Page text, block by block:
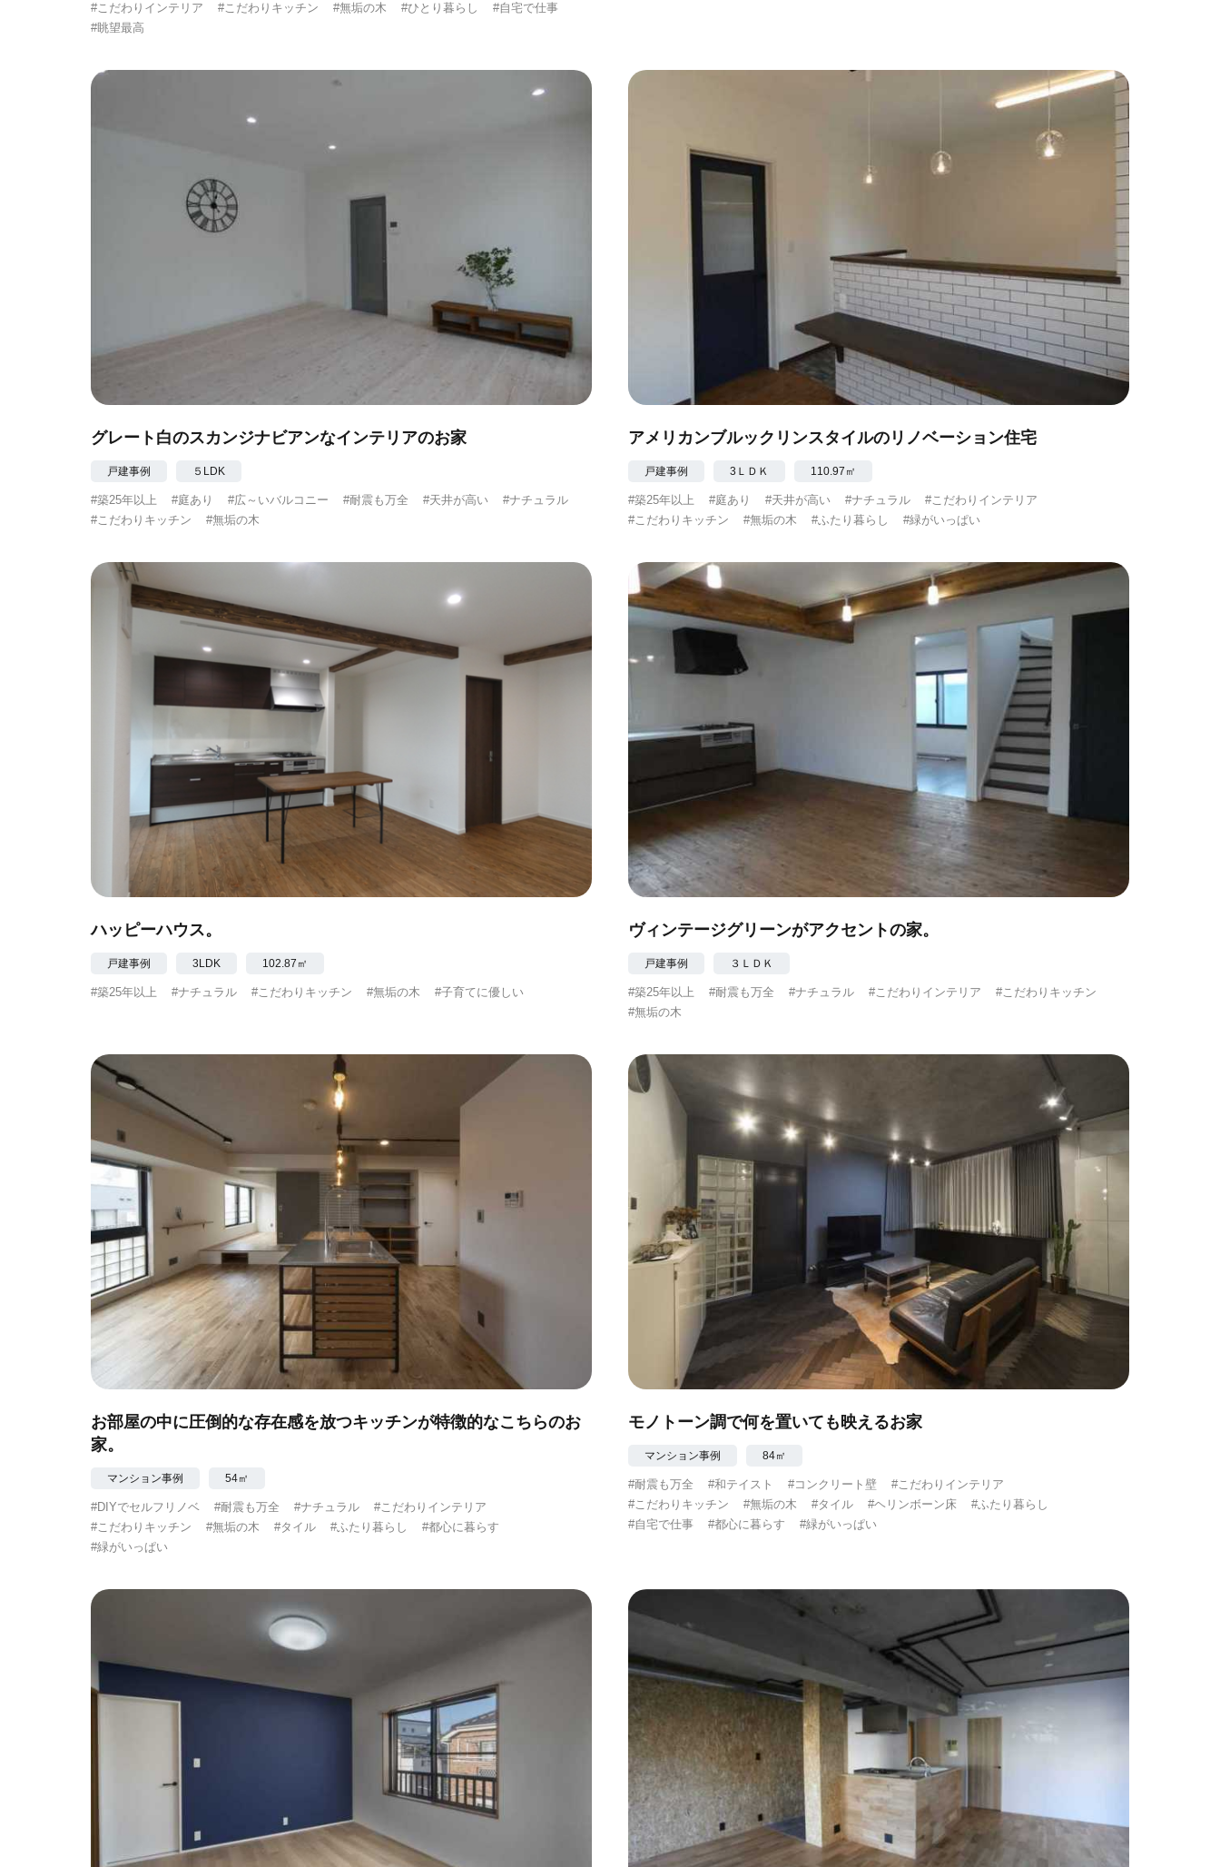
#こだわりインテリア
#こだわりキッチン #無垢の木 #ひとり暮らし
#自宅で仕事
#眺望最高
グレート白のスカンジナビアンなインテリアのお家
戸建事例 ５LDK
#築25年以上 #庭あり #広～いバルコニー #耐震も万全 #天井が高い
#ナチュラル
#こだわりキッチン
#無垢の木
アメリカンブルックリンスタイルのリノベーション住宅
戸建事例 3ＬＤＫ 110.97㎡
#築25年以上 #庭あり #天井が高い #ナチュラル
#こだわりインテリア
#こだわりキッチン
#無垢の木 #ふたり暮らし #緑がいっぱい
ハッピーハウス。
戸建事例 3LDK 102.87㎡
#築25年以上 #ナチュラル #こだわりキッチン #無垢の木 #子育てに優しい
ヴィンテージグリーンがアクセントの家。
戸建事例 ３ＬＤＫ
#築25年以上 #耐震も万全 #ナチュラル #こだわりインテリア
#こだわりキッチン
#無垢の木
お部屋の中に圧倒的な存在感を放つキッチンが特徴的なこちらのお
家。
マンション事例 54㎡
#DIYでセルフリノベ #耐震も万全 #ナチュラル
#こだわりインテリア
#こだわりキッチン
#無垢の木 #タイル #ふたり暮らし
#都心に暮らす
#緑がいっぱい
モノトーン調で何を置いても映えるお家
マンション事例 84㎡
#耐震も万全 #和テイスト #コンクリート壁
#こだわりインテリア
#こだわりキッチン
#無垢の木 #タイル #ヘリンボーン床
#ふたり暮らし
#自宅で仕事
#都心に暮らす #緑がいっぱい